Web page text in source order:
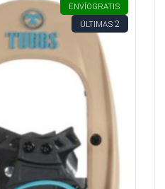
ENVÍOGRATIS
ÚLTIMAS 2